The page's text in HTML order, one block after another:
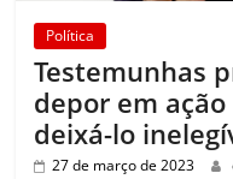
Política
Testemunhas
depor em ação
deixá-lo
27 de março de 2023